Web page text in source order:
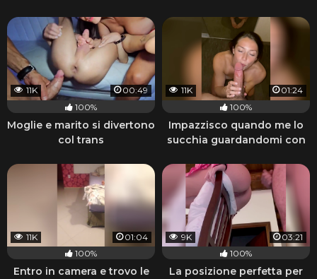
11K
00:49
100%
Moglie e marito si divertono
col trans
11K
01:24
100%
Impazzisco quando me lo
succhia guardandomi con
11K
01:04
100%
Entro in camera e trovo le
9K
03:21
100%
La posizione perfetta per